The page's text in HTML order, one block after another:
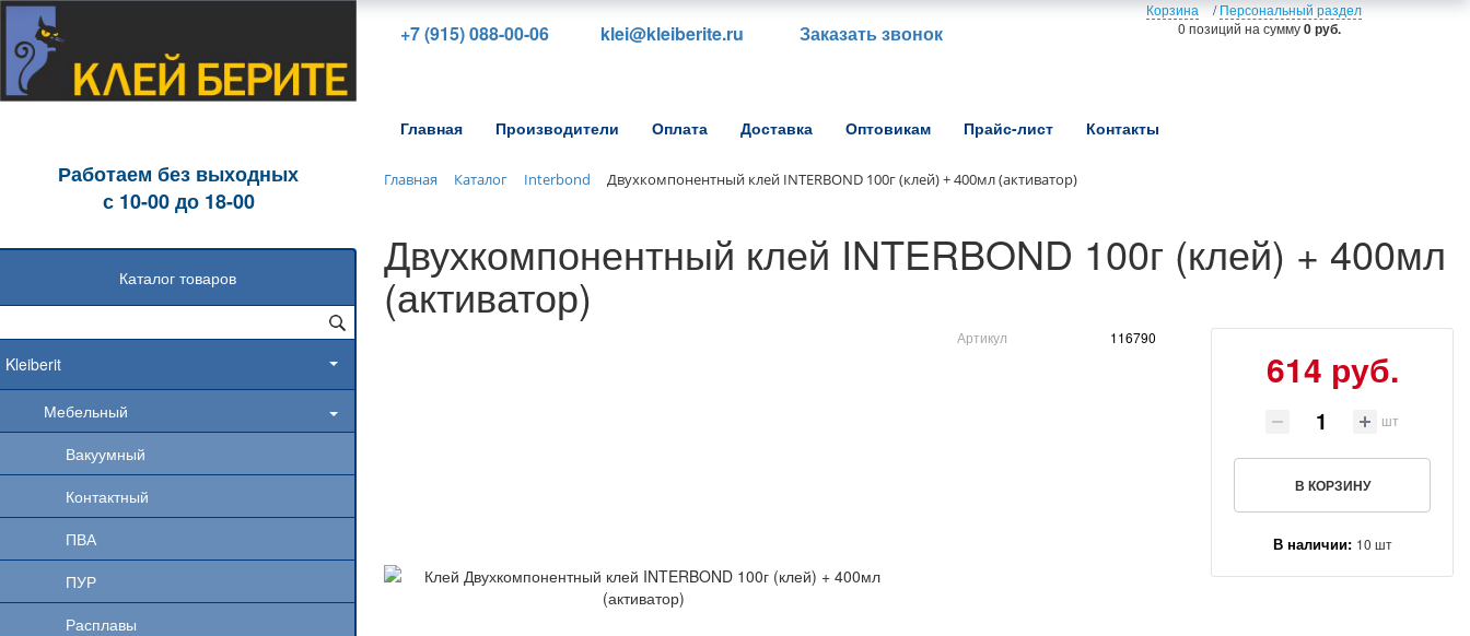
+7 (915) 088-00-06 klei@kleiberite.ru Заказать звонок
Корзина /Персональный раздел
0 позиций на сумму0 руб.
Главная Производители Оплата Доставка Оптовикам Прайс-лист Контакты
Работаем без выходных
с 10-00 до 18-00
Каталог товаров
Kleiberit
Мебельный
Вакуумный
Контактный
ПВА
ПУР
Расплавы
Главная Каталог Interbond Двухкомпонентный клей INTERBOND 100г (клей) + 400мл (активатор)
Двухкомпонентный клей INTERBOND 100г (клей) + 400мл
(активатор)
Артикул 116790
614 руб.
шт
В КОРЗИНУ
В наличии: 10 шт